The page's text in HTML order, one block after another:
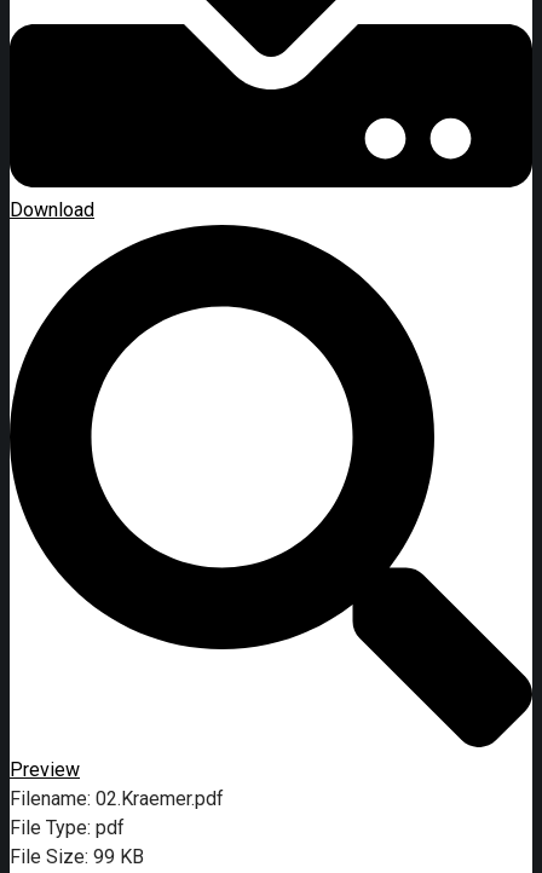
Download
Preview
Filename: 02.Kraemer.pdf
File Type: pdf
File Size: 99 KB